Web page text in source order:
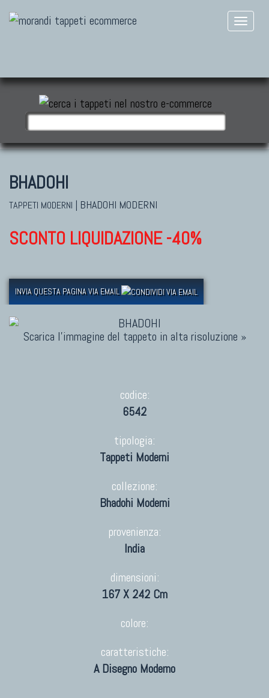
BHADOHI
TAPPETI MODERNI | BHADOHI MODERNI
SCONTO LIQUIDAZIONE -40%
INVIA QUESTA PAGINA VIA EMAIL
Scarica l'immagine del tappeto in alta risoluzione »
codice:
6542
tipologia:
Tappeti Moderni
collezione:
Bhadohi Moderni
provenienza:
India
dimensioni:
167 X 242 Cm
colore:
caratteristiche:
A Disegno Moderno